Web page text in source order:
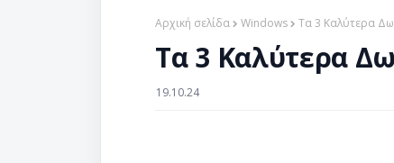
Αρχική σελίδα Windows Τα 3 Καλύτερα
Τα 3 Καλύτερα
19.10.24